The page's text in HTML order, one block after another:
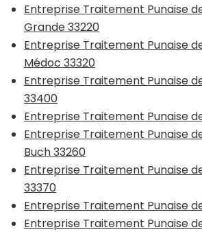
Entreprise Traitement Punaise
Grande 33220
Entreprise Traitement Punaise
Médoc 33320
Entreprise Traitement Punaise
33400
Entreprise Traitement Punaise
Entreprise Traitement Punaise
Buch 33260
Entreprise Traitement Punaise
33370
Entreprise Traitement Punaise
Entreprise Traitement Punaise